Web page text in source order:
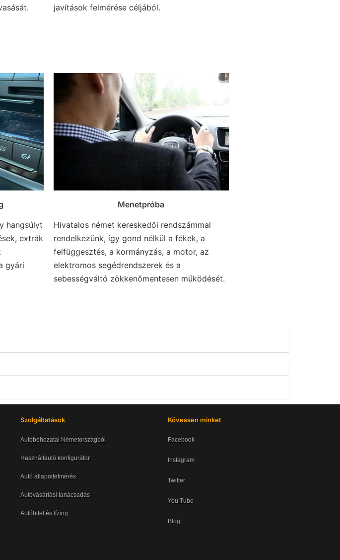
javítások felmérése céljából.
hangsúlyt
extrák
gyári
Menetpróba
Hivatalos német kereskedői rendszámmal
rendelkezünk, így gond nélkül a fékek, a
felfüggesztés, a kormányzás, a motor, az
elektromos segédrendszerek és a
sebességváltó zökkenőmentesen működését.
Szolgáltatások
Autóbehozatal Németországból
Használtautó konfigurátor
Autó állapotfelmérés
Autóvásárlási tanácsadás
Autóhitel és lízing
Kövessen minket
Facebook
Instagram
Twitter
You Tube
Blog